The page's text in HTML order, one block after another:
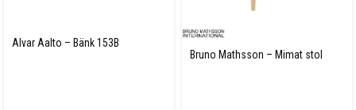
Alvar Aalto – Bänk 153B
Bruno Mathsson – Mimat stol